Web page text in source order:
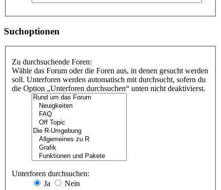
Suchoptionen
Zu durchsuchende Foren:
Wähle das Forum oder die Foren aus, in denen gesucht werden
soll. Unterforen werden automatisch mit durchsucht, sofern du
die Option „Unterforen durchsuchen“ unten nicht deaktivierst.
Unterforen durchsuchen:
Ja
Nein